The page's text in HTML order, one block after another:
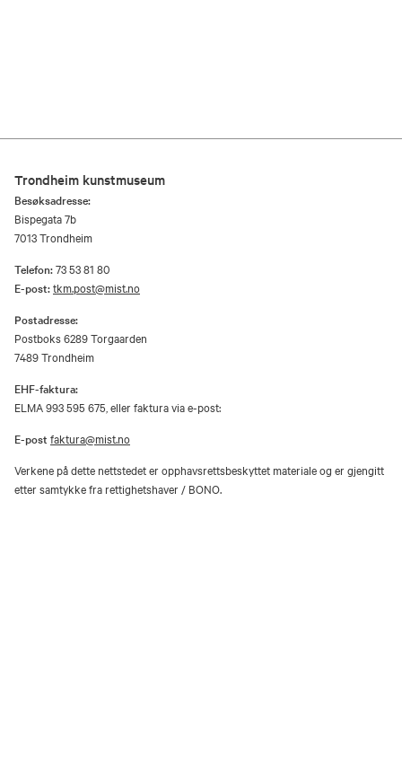
Trondheim kunstmuseum
Besøksadresse:
Bispegata 7b
7013 Trondheim
Telefon:73 53 81 80
E-post:tkm.post@mist.no
Postadresse:
Postboks 6289 Torgaarden
7489 Trondheim
EHF-faktura:
ELMA 993 595 675, eller faktura via e-post:
E-post faktura@mist.no
Verkene på dette nettstedet er opphavsrettsbeskyttet materiale og er gjengitt
etter samtykke fra rettighetshaver / BONO.